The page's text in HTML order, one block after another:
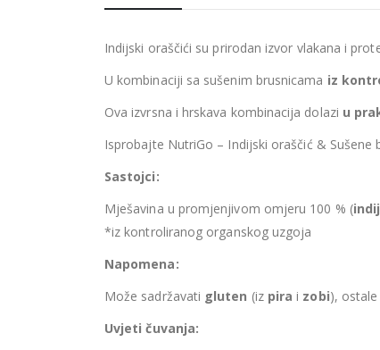
Indijski oraščići su prirodan izvor vlakana i
U kombinaciji sa sušenim brusnicama iz
Ova izvrsna i hrskava kombinacija dolazi u
Isprobajte NutriGo – Indijski oraščić &
Sastojci:
Mješavina u promjenjivom omjeru 100 % (
*iz kontroliranog organskog uzgoja
Napomena:
Može sadržavati gluten (iz pira i zobi), ostale
Uvjeti čuvanja: